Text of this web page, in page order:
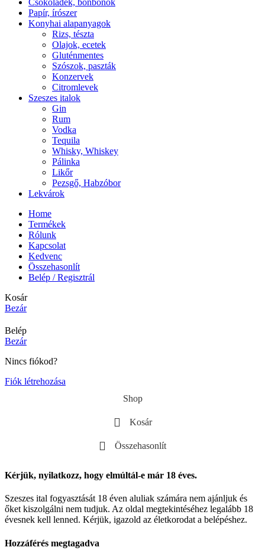
Papír, írószer
Konyhai alapanyagok
Rizs, tészta
Olajok, ecetek
Gluténmentes
Szószok, paszták
Konzervek
Citromlevek
Szeszes italok
Gin
Rum
Vodka
Tequila
Whisky, Whiskey
Pálinka
Likőr
Pezsgő, Habzóbor
Lekvárok
Home
Termékek
Rólunk
Kapcsolat
Kedvenc
Összehasonlít
Belép / Regisztrál
Kosár
Bezár
Belép
Bezár
Nincs fiókod?
Fiók létrehozása
Shop
Kosár
Összehasonlít
Kérjük, nyilatkozz, hogy elmúltál-e már 18 éves.
Szeszes ital fogyasztását 18 éven aluliak számára nem ajánljuk és
őket kiszolgálni nem tudjuk. Az oldal megtekintéséhez legalább 18
évesnek kell lenned. Kérjük, igazold az életkorodat a belépéshez.
Hozzáférés megtagadva